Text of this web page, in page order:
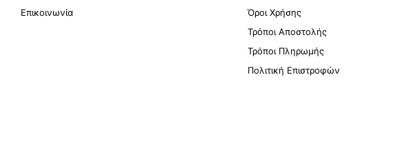
Επικοινωνία
Όροι Χρήσης
Τρόποι Αποστολής
Τρόποι Πληρωμής
Πολιτική Επιστροφών